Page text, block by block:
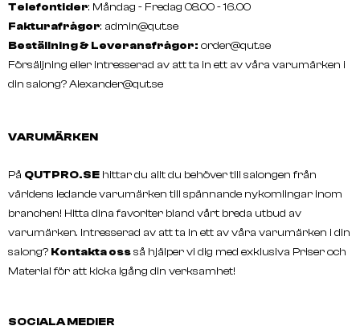
Telefontider: Måndag - Fredag 08.00 - 16.00
Fakturafrågor: admin@qut.se
Beställning & Leveransfrågor: order@qut.se
Försäljning eller intresserad av att ta in ett av våra varumärken i
din salong?Alexander@qut.se
VARUMÄRKEN
På QUTPRO.SE hittar du allt du behöver till salongen från
världens ledande varumärken till spännande nykomlingar inom
branchen! Hitta dina favoriter bland vårt breda utbud av
varumärken. Intresserad av att ta in ett av våra varumärken i din
salong? Kontakta ossså hjälper vi dig med exklusiva Priser och
Material för att kicka igång din verksamhet!
SOCIALA MEDIER